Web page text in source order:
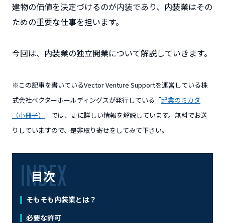
建物の価値を決定づけるのが内装であり、内装業はその
ための重要な仕事を担います。
今回は、内装業の独立開業について解説していきます。
※この記事を書いているVector Venture Supportを運営している株
式会社ベクターホールディングスが発行している「起業のミカタ
（小冊子）
」では、更に詳しい情報を解説しています。無料でお送
りしていますので、是非取り寄せをしてみて下さい。
目次
そもそも内装業とは？
必要な許可